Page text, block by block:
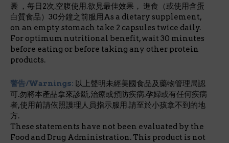
囊 ，每日2次.空腹使用.欲見最佳效果， 進食（或使用含蛋
白質食品）30分鐘之前服用As a dietary supplement,
on an empty stomach take 2 capsules twice daily.
For optimum nutritional benefit, wait 30 minutes
before eating or before taking any other protein
products.
警告/Warnings: 以上聲明未經美國食品及藥物管理局認
可.勿將本產品拿來診斷,治療或預防疾病.孕婦或有任何疾病
者,使用前請依照護理人員指示服用.請至於小孩拿不到的地
方.
These statements have not been evaluated by the
Food and Drug Administration. This product is not